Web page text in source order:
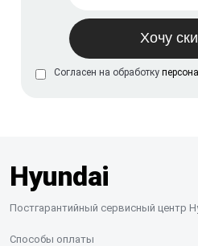
Согласен на обработку
Hyundai
Постгарантийный сервисный центр
Способы оплаты